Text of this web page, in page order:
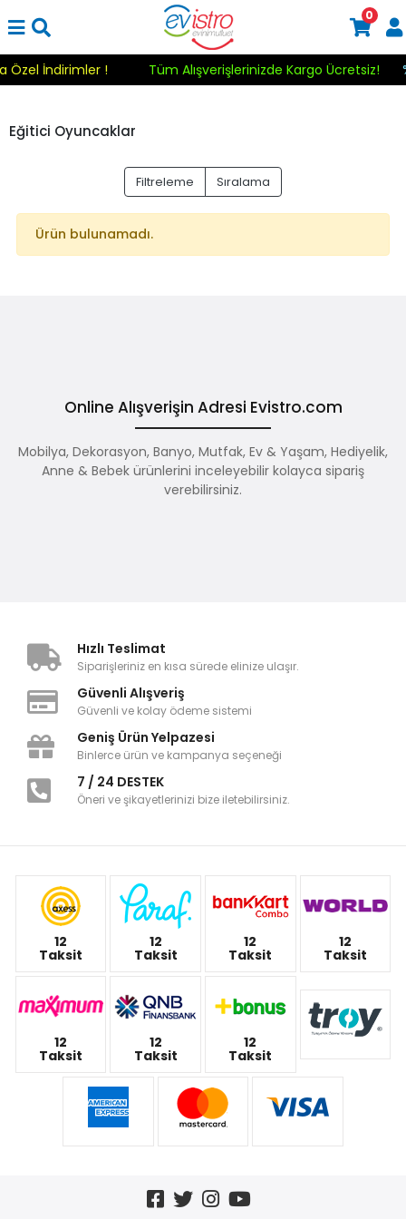
Özel İndirimler ! Tüm Alışverişlerinizde Kargo Ücretsiz!
0
Eğitici Oyuncaklar
Filtreleme Sıralama
Ürün bulunamadı.
Online Alışverişin Adresi Evistro.com
Mobilya, Dekorasyon, Banyo, Mutfak, Ev & Yaşam, Hediyelik,
Anne & Bebek ürünlerini inceleyebilir kolayca sipariş
verebilirsiniz.
Hızlı Teslimat
Siparişleriniz en kısa sürede elinize ulaşır.
Güvenli Alışveriş
Güvenli ve kolay ödeme sistemi
Geniş Ürün Yelpazesi
Binlerce ürün ve kampanya seçeneği
7 / 24 DESTEK
Öneri ve şikayetlerinizi bize iletebilirsiniz.
12
Taksit
12
Taksit
12
Taksit
12
Taksit
12
Taksit
12
Taksit
12
Taksit